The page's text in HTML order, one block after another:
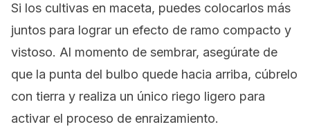
Si los cultivas en maceta, puedes colocarlos más
juntos para lograr un efecto de ramo compacto y
vistoso. Al momento de sembrar, asegúrate de
que la punta del bulbo quede hacia arriba, cúbrelo
con tierra y realiza un único riego ligero para
activar el proceso de enraizamiento.